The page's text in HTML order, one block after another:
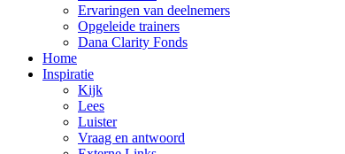
Ervaringen van deelnemers
Opgeleide trainers
Dana Clarity Fonds
Home
Inspiratie
Kijk
Lees
Luister
Vraag en antwoord